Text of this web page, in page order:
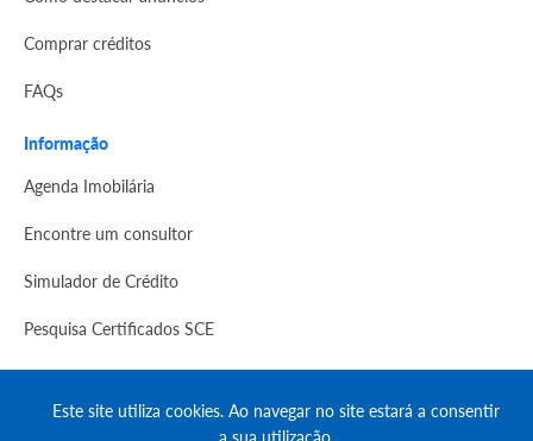
Comprar créditos
FAQs
Informação
Agenda Imobilária
Encontre um consultor
Simulador de Crédito
Pesquisa Certificados SCE
Este site utiliza cookies. Ao navegar no site estará a consentir
a sua utilização.